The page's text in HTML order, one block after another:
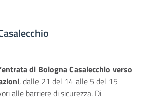
di Bologna Casalecchio verso
, dalle 21 del 14 alle 5 del 15
alle barriere di sicurezza. Di